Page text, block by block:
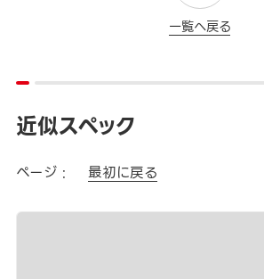
一覧へ戻る
近似スペック
ページ : 最初に戻る